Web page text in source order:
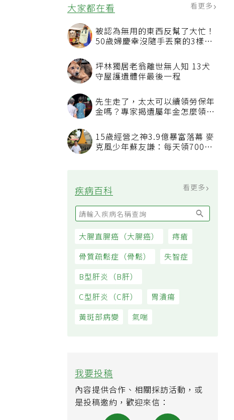
大家都在看 看更多
被認為無用的東西反幫了大忙！
50歲婦慶幸沒隨手丟棄的3樣物
坪林獨居老翁離世無人知 13犬
守屋護遺體伴最後一程
先生走了，太太可以續領勞保年
金嗎？專家揭遺屬年金怎麼領，
15歲經營之神3.9億暴富落幕 麥
克風少年蘇友謙：每天領700元
疾病百科 看更多
大腸直腸癌（大腸癌）
痔瘡
骨質疏鬆症（骨鬆）
失智症
B型肝炎（B肝）
C型肝炎（C肝）
胃潰瘍
黃斑部病變
氣喘
我要投稿
內容提供合作、相關採訪活動，或
是投稿邀約，歡迎來信：